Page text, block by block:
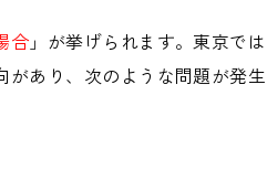
合 」が挙げられます。東京では
あり、次のような問題が発生